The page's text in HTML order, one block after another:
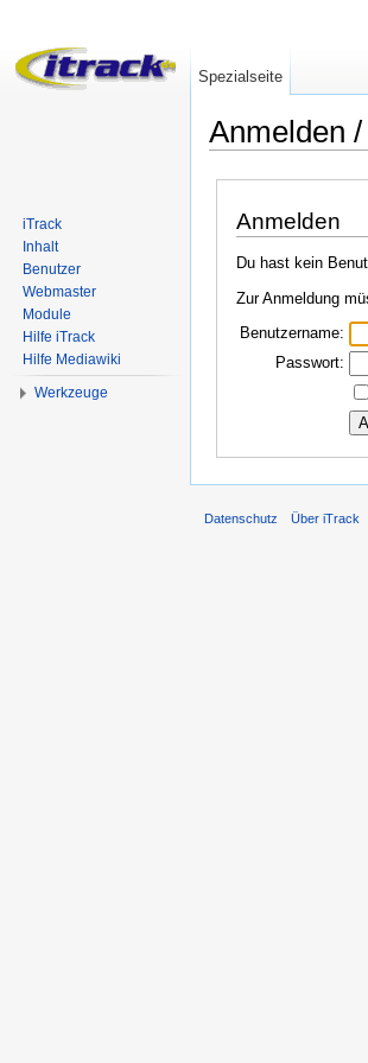
Anmelden
Anmelden
Du hast kein
Zur Anmeldung
Benutzername:
Passwort:
Spezialseite
iTrack
Inhalt
Benutzer
Webmaster
Module
Hilfe iTrack
Hilfe Mediawiki
Werkzeuge
Datenschutz Über iTrack